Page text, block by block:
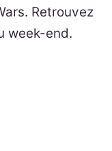
Retrouvez
week-end.